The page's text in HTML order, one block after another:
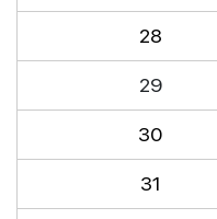
28
29
30
31